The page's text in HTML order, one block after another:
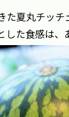
た夏丸チッ
した食感は、